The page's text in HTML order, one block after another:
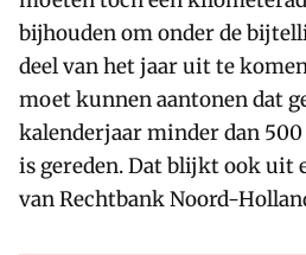
bijhouden om onder de
deel van het jaar uit te
moet kunnen aantonen dat
kalenderjaar minder dan
is gereden. Dat blijkt ook uit
van Rechtbank Noord-